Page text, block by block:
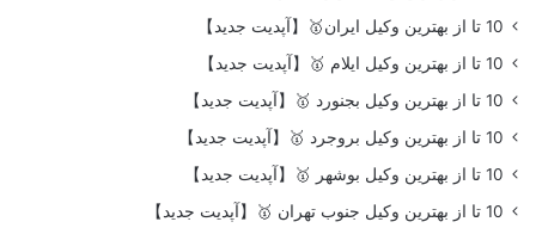
10 تا از بهترین وکیل ایران🥇【آپدیت جدید】
10 تا از بهترین وکیل ایلام 🥇【آپدیت جدید】
10 تا از بهترین وکیل بجنورد 🥇【آپدیت جدید】
10 تا از بهترین وکیل بروجرد 🥇【آپدیت جدید】
10 تا از بهترین وکیل بوشهر 🥇【آپدیت جدید】
10 تا از بهترین وکیل جنوب تهران 🥇【آپدیت جدید】